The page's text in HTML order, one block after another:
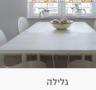
גלילה